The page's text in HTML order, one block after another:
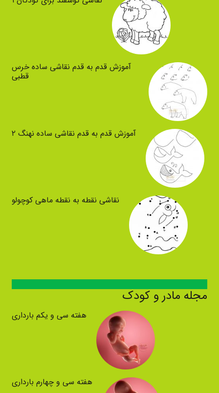
آموزش قدم به قدم نقاشی ساده خرس
قطبی
آموزش قدم به قدم نقاشی ساده نهنگ ۲
نقاشی نقطه به نقطه ماهی کوچولو
مجله مادر و کودک
هفته سی و یکم بارداری
هفته سی و چهارم بارداری